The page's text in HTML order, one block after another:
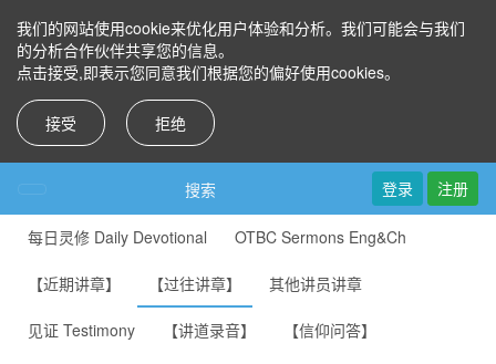
我们的网站使用cookie来优化用户体验和分析。我们可能会与我们
的分析合作伙伴共享您的信息。
点击接受,即表示您同意我们根据您的偏好使用cookies。
接受 拒绝
搜索 登录 注册
每日灵修 Daily Devotional OTBC Sermons Eng&Ch
【近期讲章】 【过往讲章】 其他讲员讲章
见证 Testimony 【讲道录音】 【信仰问答】